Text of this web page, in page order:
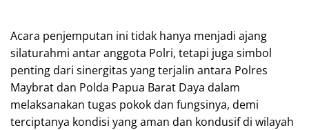
Acara penjemputan ini tidak hanya menjadi ajang
silaturahmi antar anggota Polri, tetapi juga simbol
penting dari sinergitas yang terjalin antara Polres
Maybrat dan Polda Papua Barat Daya dalam
melaksanakan tugas pokok dan fungsinya, demi
terciptanya kondisi yang aman dan kondusif di wilayah